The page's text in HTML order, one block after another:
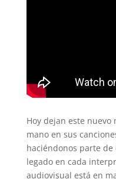
Hoy dejan este
mano en sus
haciéndonos parte
legado en cada
audiovisual está en